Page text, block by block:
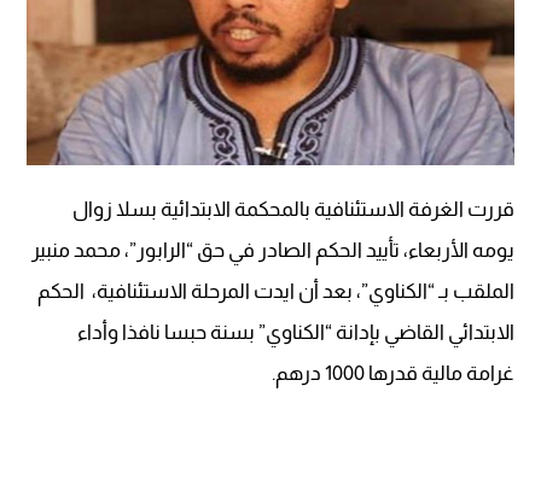
قررت الغرفة الاستئنافية بالمحكمة الابتدائية بسلا زوال
يومه الأربعاء، تأييد الحكم الصادر في حق “الرابور”، محمد منبير
الملقب بـ “الكناوي”، بعد أن ايدت المرحلة الاستئنافية، الحكم
الابتدائي القاضي بإدانة “الكناوي” بسنة حبسا نافذا وأداء
غرامة مالية قدرها 1000 درهم.